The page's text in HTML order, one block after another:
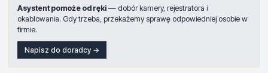
Asystent pomoże od ręki — dobór kamery, rejestratora i
okablowania. Gdy trzeba, przekażemy sprawę odpowiedniej osobie w
firmie.
Napisz do doradcy →